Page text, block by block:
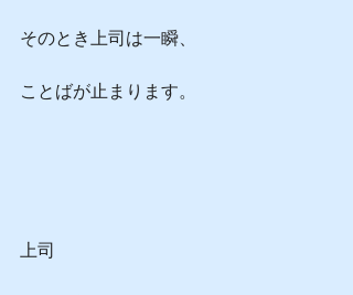
そのとき上司は一瞬、
ことばが止まります。
上司